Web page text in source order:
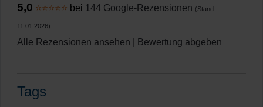
5,0 ⭐⭐⭐⭐⭐ bei 144 Google-Rezensionen (Stand
11.01.2026)
Alle Rezensionen ansehen Bewertung abgeben
Tags